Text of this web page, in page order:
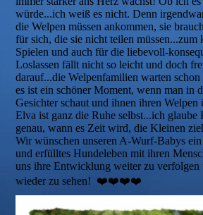
würde...ich weiß es nicht. Denn
die Welpen müssen ankommen, sie
für sich, die sie nicht teilen müssen...zum
Spielen und auch für die liebevoll-
Loslassen fällt nicht so leicht und doch
darauf...die Welpenfamilien warten
es ist ein schöner Moment, wenn man in
Gesichter schaut und ihnen ihren
Elva ist ganz die Ruhe selbst...ich glaube
genau, wann es Zeit wird, die Kleinen
Wir wünschen unseren A-Wurf-Babys ein
und erfülltes Hundeleben mit ihren
uns ihre Entwicklung weiter zu verfolgen
wieder zu sehen! ❤️❤️❤️❤️